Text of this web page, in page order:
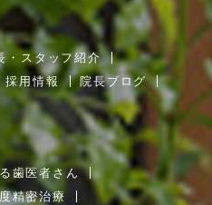
・スタッフ紹介
採用情報
院長ブログ
歯医者さん
精密治療